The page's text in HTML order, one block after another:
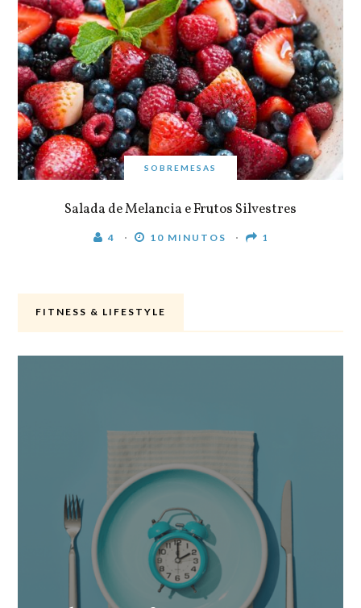
SOBREMESAS
Salada de Melancia e Frutos Silvestres
4 10 MINUTOS 1
FITNESS & LIFESTYLE